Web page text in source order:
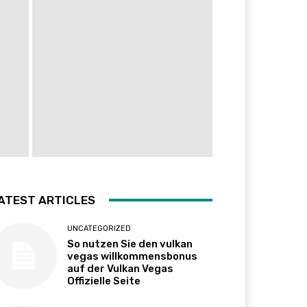
ARTICLES
UNCATEGORIZED
So nutzen Sie den vulkan
vegas willkommensbonus
auf der Vulkan Vegas
Offizielle Seite